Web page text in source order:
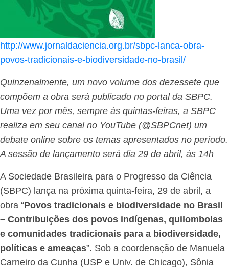
http://www.jornaldaciencia.org.br/sbpc-lanca-obra-
povos-tradicionais-e-biodiversidade-no-brasil/
Quinzenalmente, um novo volume dos dezessete que
compõem a obra será publicado no portal da SBPC.
Uma vez por mês, sempre às quintas-feiras, a SBPC
realiza em seu canal no YouTube (@SBPCnet) um
debate online sobre os temas apresentados no período.
A sessão de lançamento será dia 29 de abril, às 14h
A Sociedade Brasileira para o Progresso da Ciência
(SBPC) lança na próxima quinta-feira, 29 de abril, a
obra “Povos tradicionais e biodiversidade no Brasil
– Contribuições dos povos indígenas, quilombolas
e comunidades tradicionais para a biodiversidade,
políticas e ameaças”. Sob a coordenação de Manuela
Carneiro da Cunha (USP e Univ. de Chicago), Sônia